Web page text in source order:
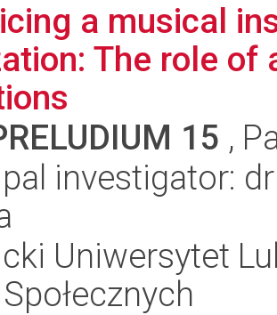
a musical
The role
15 ,
investigator:
Uniwersytet